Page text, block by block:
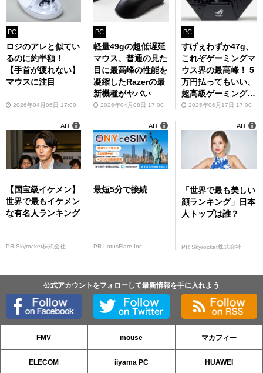
PC
ロジのアレと似てい
るのに約半額！
【手首が疲れない】
マウスに注目
2026年04月06日 17:00
PC
軽量49gの超低遅延
マウス、普通の見た
目に最高峰の性能を
凝縮したRazerの最
新機種がヤバい
2026年04月08日 17:00
PC
すげぇわずか47g、
これぞゲーミングマ
ウス界の最高峰！ 5
万円払ってもいい、
超高級ゲーミングマ
ウス2025年06月17日 17:00
【国宝級イケメン】
世界で最もイケメン
な有名人ランキング
PR Skyrocket株式会社
AD
最短5分で接続
PR LotusFlare Inc
AD
「世界で最も美しい
顔ランキング」日本
人トップは誰？
PR Skyrocket株式会社
AD
公式アカウントをフォローして最新情報を手に入れよう
FMV mouse マカフィー
ELECOM iiyama PC HUAWEI